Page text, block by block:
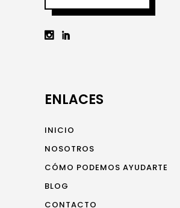
ENLACES
INICIO
NOSOTROS
CÓMO PODEMOS AYUDARTE
BLOG
CONTACTO